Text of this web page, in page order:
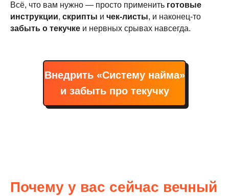
Всё, что вам нужно — просто применить готовые
инструкции, скрипты и чек-листы, и наконец-то
забыть о текучке и нервных срывах навсегда.
Внедрить «Систему найма»
и забыть про текучку
Почему у вас сейчас вечный